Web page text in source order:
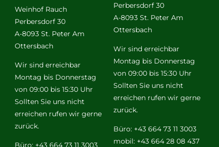
Weinhof Rauch
Perbersdorf 30
A-8093 St. Peter Am
Ottersbach
Wir sind erreichbar
Montag bis Donnerstag
von 09:00 bis 15:30 Uhr
Sollten Sie uns nicht
erreichen rufen wir gerne
zurück.
Büro: +43 664 73 11 3003
Perbersdorf 30
A-8093 St. Peter Am
Ottersbach
Wir sind erreichbar
Montag bis Donnerstag
von 09:00 bis 15:30 Uhr
Sollten Sie uns nicht
erreichen rufen wir gerne
zurück.
Büro: +43 664 73 11 3003
mobil: +43 664 28 08 437